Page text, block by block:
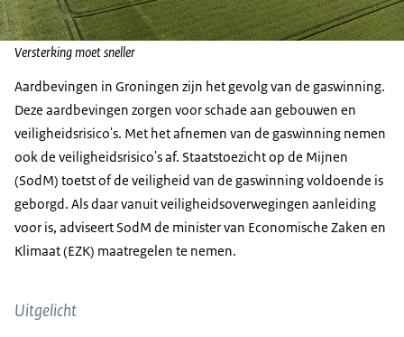
Versterking moet sneller
Aardbevingen in Groningen zijn het gevolg van de gaswinning.
Deze aardbevingen zorgen voor schade aan gebouwen en
veiligheidsrisico's. Met het afnemen van de gaswinning nemen
ook de veiligheidsrisico's af. Staatstoezicht op de Mijnen
(SodM) toetst of de veiligheid van de gaswinning voldoende is
geborgd. Als daar vanuit veiligheidsoverwegingen aanleiding
voor is, adviseert SodM de minister van Economische Zaken en
Klimaat (EZK) maatregelen te nemen.
Uitgelicht